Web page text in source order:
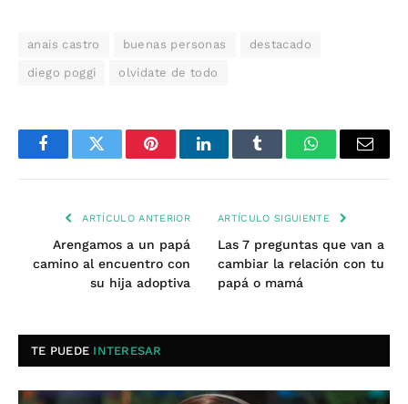
anais castro buenas personas destacado
diego poggi olvidate de todo
FacebookTwitter PinterestLinkedInTumblr WhatsAppEmail
ARTÍCULO ANTERIOR
Arengamos a un papá
camino al encuentro con
su hija adoptiva
ARTÍCULO SIGUIENTE
Las 7 preguntas que van a
cambiar la relación con tu
papá o mamá
TE PUEDE INTERESAR